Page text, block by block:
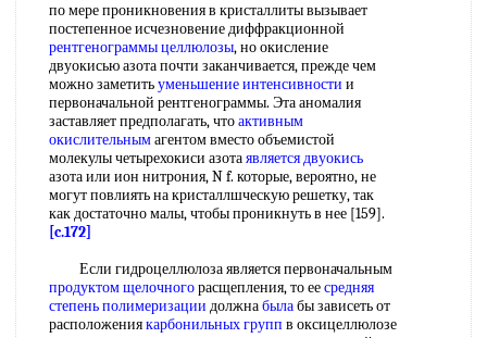
по мере проникновения в кристаллиты вызывает
постепенное исчезновение диффракционной
рентгенограммы целлюлозы, но окисление
двуокисью азота почти заканчивается, прежде чем
можно заметитьуменьшение интенсивности и
первоначальной рентгенограммы. Эта аномалия
заставляет предполагать, чтоактивным
окислительнымагентом вместо объемистой
молекулы четырехокиси азотаявляется двуокись
азота или ион нитрония, N f. которые, вероятно, не
могут повлиять на кристаллшческую решетку, так
как достаточно малы, чтобы проникнуть в нее [159].
[c.172]
Если гидроцеллюлоза является первоначальным
продуктом щелочногорасщепления, то еесредняя
степень полимеризации должнабылабы зависеть от
расположениякарбонильных групп в оксицеллюлозе